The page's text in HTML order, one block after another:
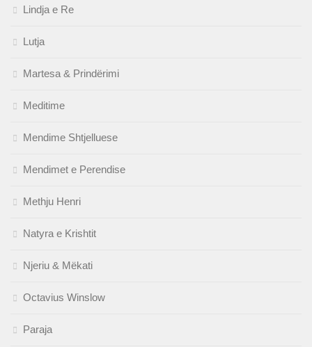
Lindja e Re
Lutja
Martesa & Prindërimi
Meditime
Mendime Shtjelluese
Mendimet e Perendise
Methju Henri
Natyra e Krishtit
Njeriu & Mëkati
Octavius Winslow
Paraja